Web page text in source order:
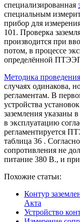
специализированная
специальным
прибор для
101. Проверка
производится при
потом, в процессе
определённой
Методика
случаях одинакова,
регламентам. В
устройства
заземления указаны
в эксплуатацию
регламентируется
таблица 36 .
сопротивления не
питание 380 В., и
Похожие статьи:
Контур
Акта
Устройство